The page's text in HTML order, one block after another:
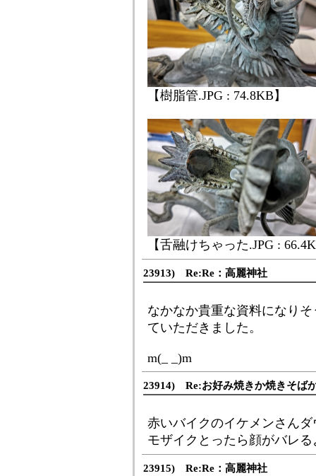
【樹脂管.JPG : 74.8KB】
【舌融けちゃった.JPG :
23913) Re:Re：高麗神社
なかなか貴重な資料になり
ていただきました。
m(_ _)m
23914) Re:お好み焼きか焼きそば
赤いバイクのイケメンさん
モザイクとったら顔がバレる
23915) Re:Re：高麗神社